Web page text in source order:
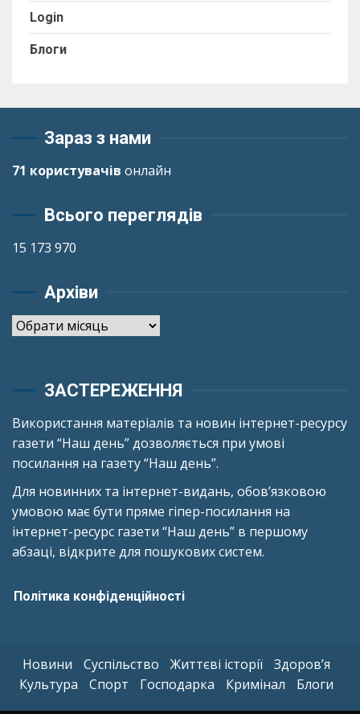
Login
Блоги
Зараз з нами
71 користувачів онлайн
Всього переглядів
15 173 970
Архіви
Архіви
ЗАСТЕРЕЖЕННЯ
Використання матеріалів та новин інтернет-ресурсу
газети “Наш день” дозволяється при умові
посилання на газету “Наш день”.
Для новинних та інтернет-видань, обов’язковою
умовою має бути пряме гіпер-посилання на
інтернет-ресурс газети “Наш день” в першому
абзаці, відкрите для пошукових систем.
Політика конфіденційності
Новини Суспільство Життєві історії
Здоров’я
Культура
Спорт Господарка Кримінал Блоги